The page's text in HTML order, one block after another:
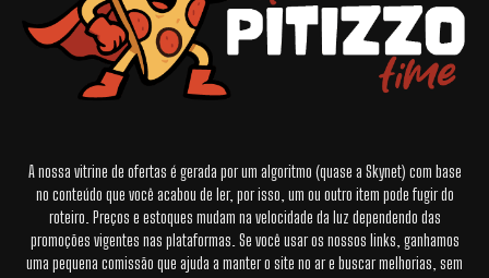
A nossa vitrine de ofertas é gerada por um algoritmo (quase a Skynet) com base
no conteúdo que você acabou de ler, por isso, um ou outro item pode fugir do
roteiro. Preços e estoques mudam na velocidade da luz dependendo das
promoções vigentes nas plataformas. Se você usar os nossos links, ganhamos
uma pequena comissão que ajuda a manter o site no ar e buscar melhorias, sem